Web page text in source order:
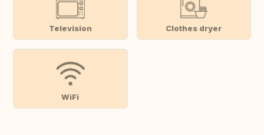
Television Clothes dryer
WiFi